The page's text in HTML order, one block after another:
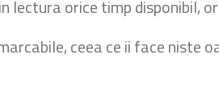
lectura orice timp disponibil,
ceea ce ii face niste